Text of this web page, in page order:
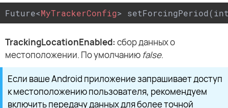
Future<MyTrackerConfig>
TrackingLocationEnabled: сбор данных о
местоположении. По умолчанию false.
Если ваше Android приложение запрашивает доступ
к местоположению пользователя, рекомендуем
включить передачу данных для более точной